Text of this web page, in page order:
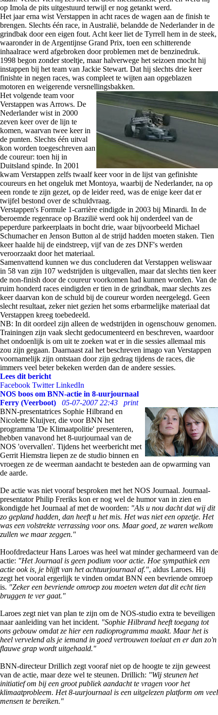
op Imola de pits uitgestuurd terwijl er nog getankt werd.
Het jaar erna wist Verstappen in acht races de wagen aan de finish te
brengen. Slechts één race, in Australië, belandde de Nederlander in de
grindbak door een eigen fout. Acht keer liet de Tyrrell hem in de steek,
waaronder in de Argentijnse Grand Prix, toen een schitterende
inhaalrace werd afgebroken door problemen met de benzinedruk.
1998 begon zonder stoeltje, maar halverwege het seizoen mocht hij
instappen bij het team van Jackie Stewart. Dat hij slechts drie keer
finishte in negen races, was compleet te wijten aan opgeblazen
motoren en weigerende versnellingsbakken.
Het volgende team voor
Verstappen was Arrows. De
Nederlander wist in 2000
zeven keer over de lijn te
komen, waarvan twee keer in
de punten. Slechts één uitval
kon worden toegeschreven aan
de coureur: toen hij in
Duitsland spinde. In 2001
kwam Verstappen zelfs twaalf keer voor in de lijst van gefinishte
coureurs en het ongeluk met Montoya, waarbij de Nederlander, na op
een ronde te zijn gezet, op de leider reed, was de enige keer dat er
twijfel bestond over de schuldvraag.
Verstappen's Formule 1-carrière eindigde in 2003 bij Minardi. In de
beroemde regenrace op Brazilië werd ook hij onderdeel van de
peperdure parkeerplaats in bocht drie, waar bijvoorbeeld Michael
Schumacher en Jenson Button al de strijd hadden moeten staken. Tien
keer haalde hij de eindstreep, vijf van de zes DNF's werden
veroorzaakt door het materiaal.
Samenvattend kunnen we dus concluderen dat Verstappen weliswaar
in 58 van zijn 107 wedstrijden is uitgevallen, maar dat slechts tien keer
de non-finish door de coureur voorkomen had kunnen worden. Van de
ruim honderd races eindigden er tien in de grindbak, maar slechts zes
keer daarvan kon de schuld bij de coureur worden neergelegd. Geen
slecht resultaat, zeker niet gezien het soms erbarmelijke materiaal dat
Verstappen kreeg toebedeeld.
NB: In dit oordeel zijn alleen de wedstrijden in ogenschouw genomen.
Trainingen zijn vaak slecht gedocumenteerd en beschreven, waardoor
het ondoenlijk is om uit te zoeken wat er in die sessies allemaal mis
zou zijn gegaan. Daarnaast zal het beschreven imago van Verstappen
voornamelijk zijn ontstaan door zijn gedrag tijdens de races, die
immers veel beter bekeken werden dan de andere sessies.
Lees dit bericht
Facebook Twitter LinkedIn
NOS boos om BNN-actie in 8-uurjournaal
Ferry (Veerboot)
05-07-2007 22:43
print
BNN-presentatrices Sophie Hilbrand en
Nicolette Kluijver, die voor BNN het
programma 'De Klimaatpolitie' presenteren,
hebben vanavond het 8-uurjournaal van de
NOS 'overvallen'. Tijdens het weerbericht met
Gerrit Hiemstra liepen ze de studio binnen en
vroegen ze de weerman aandacht te besteden aan de opwarming van
de aarde.
De actie was niet vooraf besproken met het NOS Journaal. Journaal-
presentator Philip Freriks kon er nog wel de humor van in zien en
kondigde het Journaal af met de woorden: "Als u nou dacht dat wij dit
zo gepland hadden, dan heeft u het mis. Het was niet een opzetje. Het
was een volstrekte verrassing voor ons. Maar goed, ze waren welkom
zullen we maar zeggen."
Hoofdredacteur Hans Laroes was heel wat minder gecharmeerd van de
actie: "Het Journaal is geen podium voor actie. Hoe sympathiek een
actie ook is, je blijft van het achtuurjournaal af.", aldus Laroes. Hij
zegt het vooral ergerlijk te vinden omdat BNN een bevriende omroep
is. "Zeker een bevriende omroep zou moeten weten dat dit echt tien
bruggen te ver gaat."
Laroes zegt niet van plan te zijn om de NOS-studio extra te beveiligen
naar aanleiding van het incident. "Sophie Hilbrand heeft toegang tot
ons gebouw omdat ze hier een radioprogramma maakt. Maar het is
heel vervelend als je iemand in goed vertrouwen toelaat en er dan zo'n
flauwe grap wordt uitgehaald."
BNN-directeur Drillich zegt vooraf niet op de hoogte te zijn geweest
van de actie, maar deze wel te steunen. Drillich: "Wij steunen het
initiatief om bij een groot publiek aandacht te vragen voor het
klimaatprobleem. Het 8-uurjournaal is een uitgelezen platform om veel
mensen te bereiken."